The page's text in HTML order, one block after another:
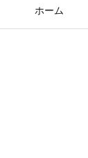
ホーム